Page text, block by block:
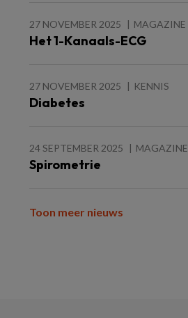
27 NOVEMBER 2025 MAGAZINE
Het 1-Kanaals-ECG
27 NOVEMBER 2025 KENNIS
Diabetes
24 SEPTEMBER 2025 MAGAZINE
Spirometrie
Toon meer nieuws